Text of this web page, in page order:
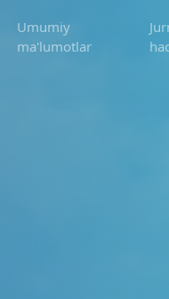
Umumiy
ma'lumotlar